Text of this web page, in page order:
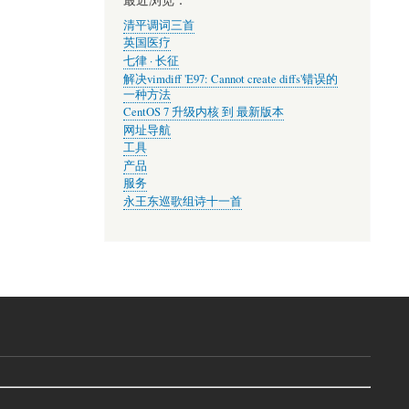
清平调词三首
英国医疗
七律 · 长征
解决vimdiff 'E97: Cannot create diffs'错误的
一种方法
CentOS 7 升级内核 到 最新版本
网址导航
工具
产品
服务
永王东巡歌组诗十一首